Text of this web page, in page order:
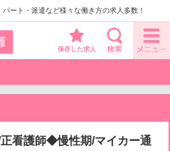
ート・派遣など様々な働き方の求人多数！
保存した求人
正看護師◆慢性期/マイカー通